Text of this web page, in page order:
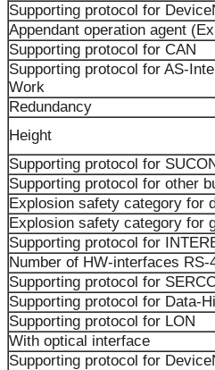
Supporting protocol for
Appendant operation agent
Supporting protocol for CAN
Supporting protocol for AS-
Work
Redundancy
Height
Supporting protocol for
Supporting protocol for other
Explosion safety category for
Explosion safety category for
Supporting protocol for
Number of HW-interfaces RS-
Supporting protocol for
Supporting protocol for Data-
Supporting protocol for LON
With optical interface
Supporting protocol for